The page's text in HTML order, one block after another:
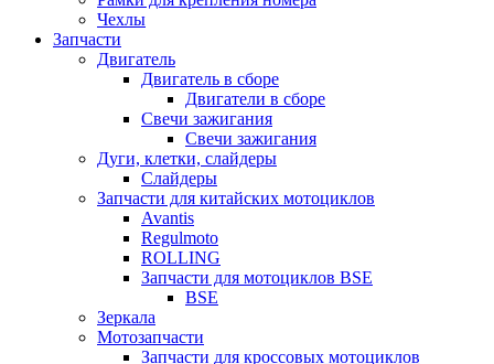
Чехлы
Запчасти
Двигатель
Двигатель в сборе
Двигатели в сборе
Свечи зажигания
Свечи зажигания
Дуги, клетки, слайдеры
Слайдеры
Запчасти для китайских мотоциклов
Avantis
Regulmoto
ROLLING
Запчасти для мотоциклов BSE
BSE
Зеркала
Мотозапчасти
Запчасти для кроссовых мотоциклов